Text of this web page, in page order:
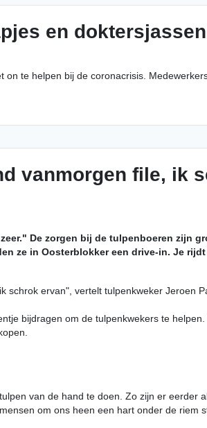
en doktersjassen
te helpen bij de coronacrisis.
vanmorgen file, ik
De zorgen bij de tulpenboeren
ze in Oosterblokker een drive-in. Je
schrok ervan", vertelt tulpenkweker Jeroen
bijdragen om de tulpenkwekers te
van de hand te doen. Zo zijn er eerder al
om ons heen een hart onder de riem